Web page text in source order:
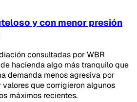
y con menor presión
consultadas por WBR
hacienda algo más tranquilo que
demanda menos agresiva por
que corrigieron algunos
máximos recientes.